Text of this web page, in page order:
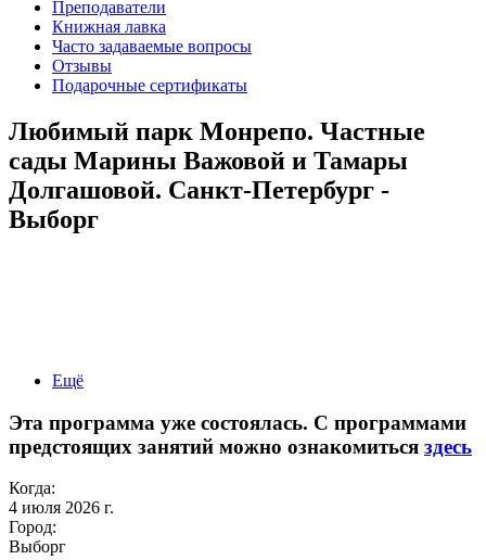
Преподаватели
Книжная лавка
Часто задаваемые вопросы
Отзывы
Подарочные сертификаты
Любимый парк Монрепо. Частные
сады Марины Важовой и Тамары
Долгашовой. Санкт-Петербург -
Выборг
Ещё
Эта программа уже состоялась. С программами
предстоящих занятий можно ознакомиться здесь
Когда:
4 июля 2026 г.
Город:
Выборг